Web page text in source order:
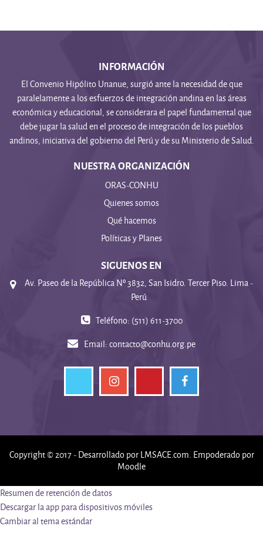
INFORMACIÓN
El Convenio Hipólito Unanue, surgió ante la necesidad de que
paralelamente a los esfuerzos de integración andina en las áreas
económica y educacional, se considerara el papel fundamental que
debe jugar la salud en el proceso de integración de los pueblos
andinos, iniciativa del gobierno del Perú y de su Ministerio de Salud.
NUESTRA ORGANIZACIÓN
ORAS-CONHU
Quienes somos
Qué hacemos
Políticas y Planes
SIGUENOS EN
Av. Paseo de la República Nº 3832, San Isidro. Tercer Piso. Lima -
Perú
Teléfono: (511) 611-3700
Email:contacto@conhu.org.pe
Copyright © 2017 - Desarrollado porLMSACE.com. Empoderado por
Moodle
Resumen de retención de datos
Descargar la app para dispositivos móviles
Cambiar al tema estándar